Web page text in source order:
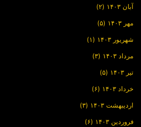
آبان ۱۴۰۳ (۲)
مهر ۱۴۰۳ (۵)
شهریور ۱۴۰۳ (۱)
مرداد ۱۴۰۳ (۳)
تیر ۱۴۰۳ (۵)
خرداد ۱۴۰۳ (۶)
اردیبهشت ۱۴۰۳ (۳)
فروردین ۱۴۰۳ (۶)